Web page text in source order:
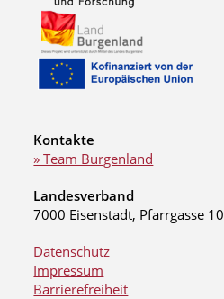
Kontakte
» Team Burgenland
Landesverband
7000 Eisenstadt, Pfarrgasse 10
Datenschutz
Impressum
Barrierefreiheit